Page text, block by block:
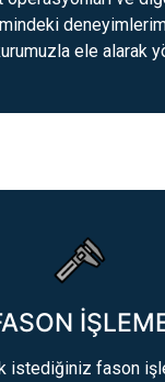
ele alarak
istediğiniz fason